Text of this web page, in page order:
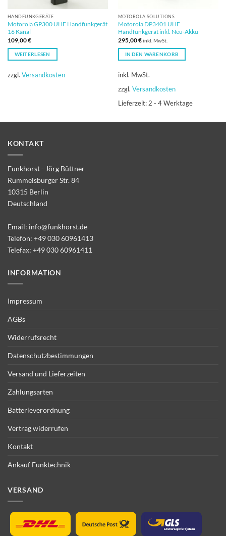
HANDFUNKGERÄTE
Motorola GP300 UHF Handfunkgerät
16 Kanal
109,00€
WEITERLESEN
zzgl. Versandkosten
MOTOROLA SOLUTIONS
Motorola DP3401 UHF
Handfunkgerät inkl. Neu-Akku
295,00€inkl. MwSt.
IN DEN WARENKORB
inkl. MwSt.
zzgl. Versandkosten
Lieferzeit: 2 - 4 Werktage
KONTAKT
Funkhorst - Jörg Büttner
Rummelsburger Str. 84
10315 Berlin
Deutschland
Email: info@funkhorst.de
Telefon: +49 030 60961413
Telefax: +49 030 60961411
INFORMATION
Impressum
AGBs
Widerrufsrecht
Datenschutzbestimmungen
Versand und Lieferzeiten
Zahlungsarten
Batterieverordnung
Vertrag widerrufen
Kontakt
Ankauf Funktechnik
VERSAND